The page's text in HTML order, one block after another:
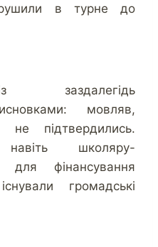
в турне до
заздалегідь
мовляв,
не підтвердились.
школяру-
для фінансування
громадські